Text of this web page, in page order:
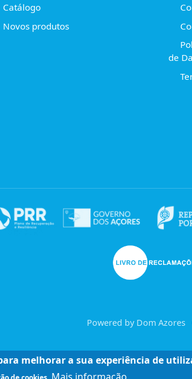
Catálogo
Novos produtos
de
Powered by Dom Azores
melhorar a sua experiência de